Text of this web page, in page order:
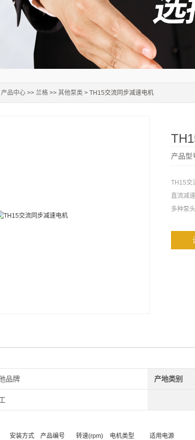
产品中心 >> 兰格 >> 其他泵类 > TH15交流同步减速电机
产品型
TH15交
直流减
多种泵头
品牌 产地类别
安装方式 产品编号 转速(rpm) 电机类型 适用电源